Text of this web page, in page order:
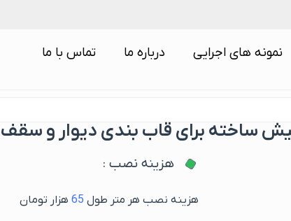
نمونه های اجرایی درباره ما تماس با ما
پیش ساخته برای قاب بندی دیوار و سقف
هزینه نصب :
هزینه نصب هر متر طول 65 هزار تومان